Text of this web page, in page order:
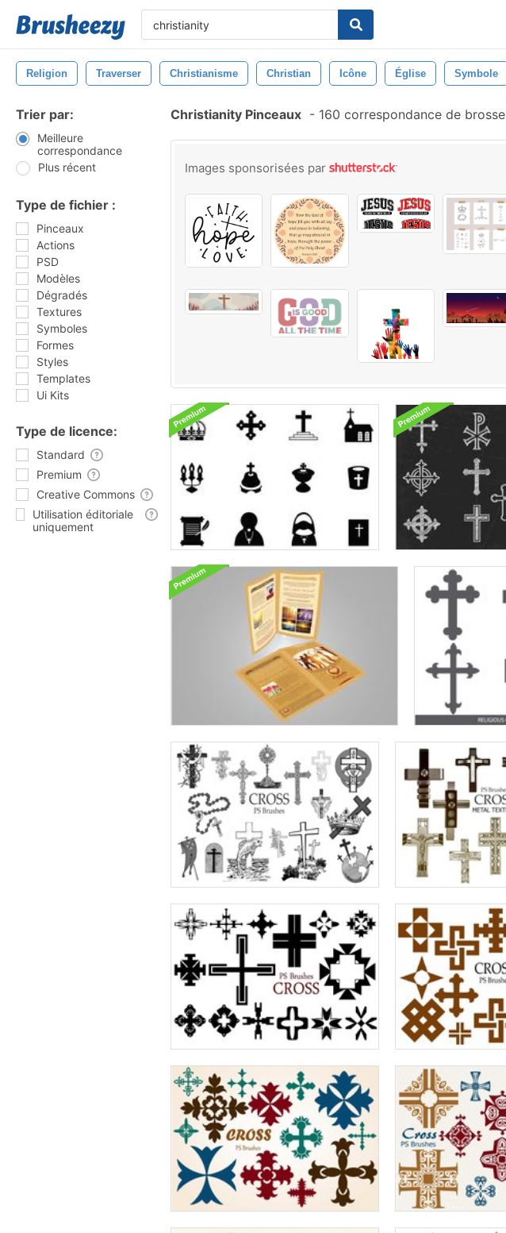
Religion Traverser Christianisme Christian Icône Église Symbole
Trier par:
Meilleure
correspondance
Plus récent
Type de fichier :
Pinceaux
Actions
PSD
Modèles
Dégradés
Textures
Symboles
Formes
Styles
Templates
Ui Kits
Type de licence:
Standard
Premium
Creative Commons
Utilisation éditoriale
uniquement
Christianity Pinceaux - 160 correspondance de brosse
Images sponsorisées par